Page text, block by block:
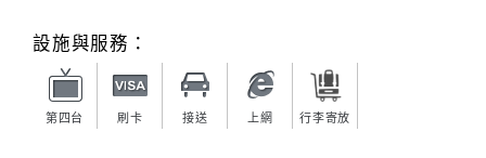
計
設施與服務：
第四台 刷卡 接送 上網 行李寄放